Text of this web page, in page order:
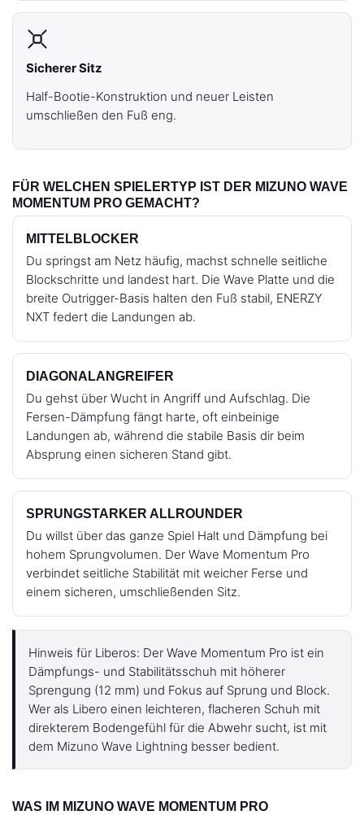
Sicherer Sitz
Half-Bootie-Konstruktion und neuer Leisten
umschließen den Fuß eng.
FÜR WELCHEN SPIELERTYP IST DER MIZUNO WAVE
MOMENTUM PRO GEMACHT?
MITTELBLOCKER
Du springst am Netz häufig, machst schnelle seitliche
Blockschritte und landest hart. Die Wave Platte und die
breite Outrigger-Basis halten den Fuß stabil, ENERZY
NXT federt die Landungen ab.
DIAGONALANGREIFER
Du gehst über Wucht in Angriff und Aufschlag. Die
Fersen-Dämpfung fängt harte, oft einbeinige
Landungen ab, während die stabile Basis dir beim
Absprung einen sicheren Stand gibt.
SPRUNGSTARKER ALLROUNDER
Du willst über das ganze Spiel Halt und Dämpfung bei
hohem Sprungvolumen. Der Wave Momentum Pro
verbindet seitliche Stabilität mit weicher Ferse und
einem sicheren, umschließenden Sitz.
Hinweis für Liberos: Der Wave Momentum Pro ist ein
Dämpfungs- und Stabilitätsschuh mit höherer
Sprengung (12 mm) und Fokus auf Sprung und Block.
Wer als Libero einen leichteren, flacheren Schuh mit
direkterem Bodengefühl für die Abwehr sucht, ist mit
dem Mizuno Wave Lightning besser bedient.
WAS IM MIZUNO WAVE MOMENTUM PRO